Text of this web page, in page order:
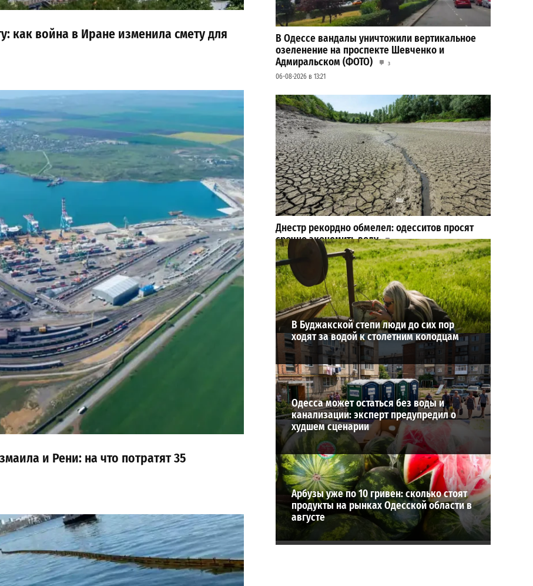
как война в Иране изменила смету для
и Рени: на что потратят 35
В Одессе вандалы уничтожили вертикальное
озеленение на проспекте Шевченко и
Адмиральском (ФОТО)
3
06-08-2026 в 13:21
Днестр рекордно обмелел: одесситов просят
срочно экономить воду
2
29-07-2026 в 19:28
ВИБОР РЕДАКЦИИ
В Буджакской степи люди до сих пор
ходят за водой к столетним колодцам
Одесса может остаться без воды и
канализации: эксперт предупредил о
худшем сценарии
Арбузы уже по 10 гривен: сколько стоят
продукты на рынках Одесской области в
августе